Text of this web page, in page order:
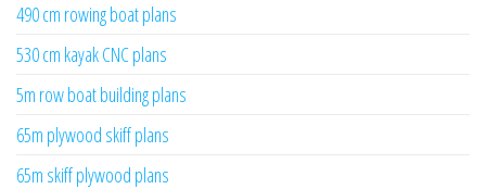
490 cm rowing boat plans
530 cm kayak CNC plans
5m row boat building plans
65m plywood skiff plans
65m skiff plywood plans